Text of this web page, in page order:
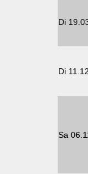
Di
Di
Sa